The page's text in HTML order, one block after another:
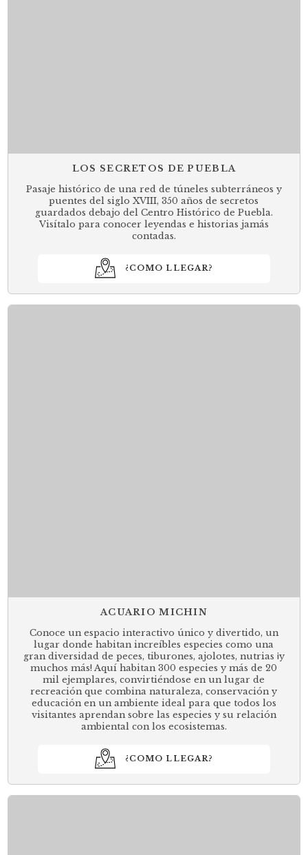
LOS SECRETOS DE PUEBLA
Pasaje histórico de una red de túneles subterráneos y
puentes del siglo XVIII, 350 años de secretos
guardados debajo del Centro Histórico de Puebla.
Visítalo para conocer leyendas e historias jamás
contadas.
¿COMO LLEGAR?
ACUARIO MICHIN
Conoce un espacio interactivo único y divertido, un
lugar donde habitan increíbles especies como una
gran diversidad de peces, tiburones, ajolotes, nutrias ¡y
muchos más! Aquí habitan 300 especies y más de 20
mil ejemplares, convirtiéndose en un lugar de
recreación que combina naturaleza, conservación y
educación en un ambiente ideal para que todos los
visitantes aprendan sobre las especies y su relación
ambiental con los ecosistemas.
¿COMO LLEGAR?